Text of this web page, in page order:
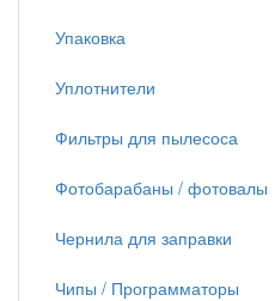
Упаковка
Уплотнители
Фильтры для пылесоса
Фотобарабаны / фотовалы
Чернила для заправки
Чипы / Программаторы